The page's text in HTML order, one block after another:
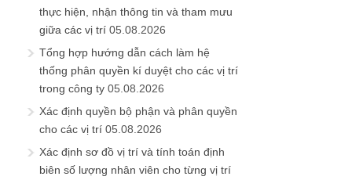
thực hiện, nhận thông tin và tham mưu
giữa các vị trí 05.08.2026
Tổng hợp hướng dẫn cách làm hệ
thống phân quyền kí duyệt cho các vị trí
trong công ty 05.08.2026
Xác định quyền bộ phận và phân quyền
cho các vị trí 05.08.2026
Xác định sơ đồ vị trí và tính toán định
biên số lượng nhân viên cho từng vị trí